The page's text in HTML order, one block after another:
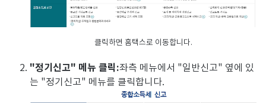
클릭하면 홈택스로 이동합니다.
"정기신고" 메뉴 클릭:좌측 메뉴에서 "일반신고" 옆에 있
는 "정기신고" 메뉴를 클릭합니다.